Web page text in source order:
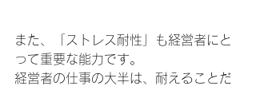
また、「ストレス耐性」も経営者にと
って重要な能力です。
経営者の仕事の大半は、耐えることだ